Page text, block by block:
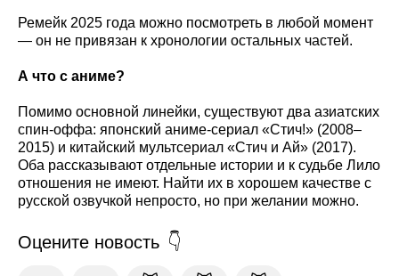
Ремейк 2025 года можно посмотреть в любой момент
— он не привязан к хронологии остальных частей.
А что с аниме?
Помимо основной линейки, существуют два азиатских
спин-оффа: японский аниме-сериал «Стич!» (2008–
2015) и китайский мультсериал «Стич и Ай» (2017).
Оба рассказывают отдельные истории и к судьбе Лило
отношения не имеют. Найти их в хорошем качестве с
русской озвучкой непросто, но при желании можно.
Оцените новость